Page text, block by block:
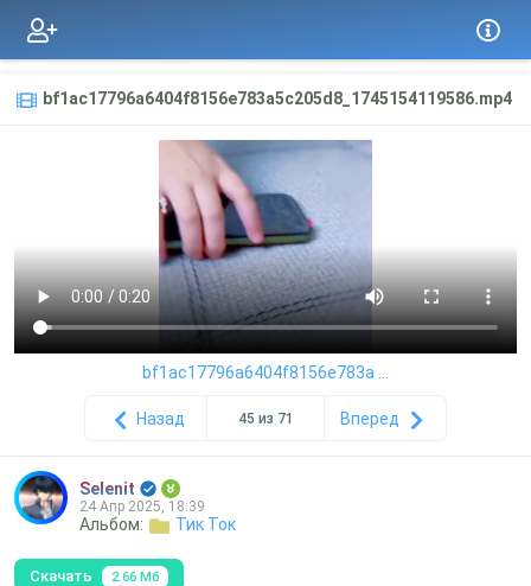
bf1ac17796a6404f8156e783a5c205d8_1745154119586.mp4
bf1ac17796a6404f8156e783a ...
Назад 45 из 71 Вперед
Selenit
24 Апр 2025, 18:39
Альбом: Тик Ток
Скачать 2.66 Мб